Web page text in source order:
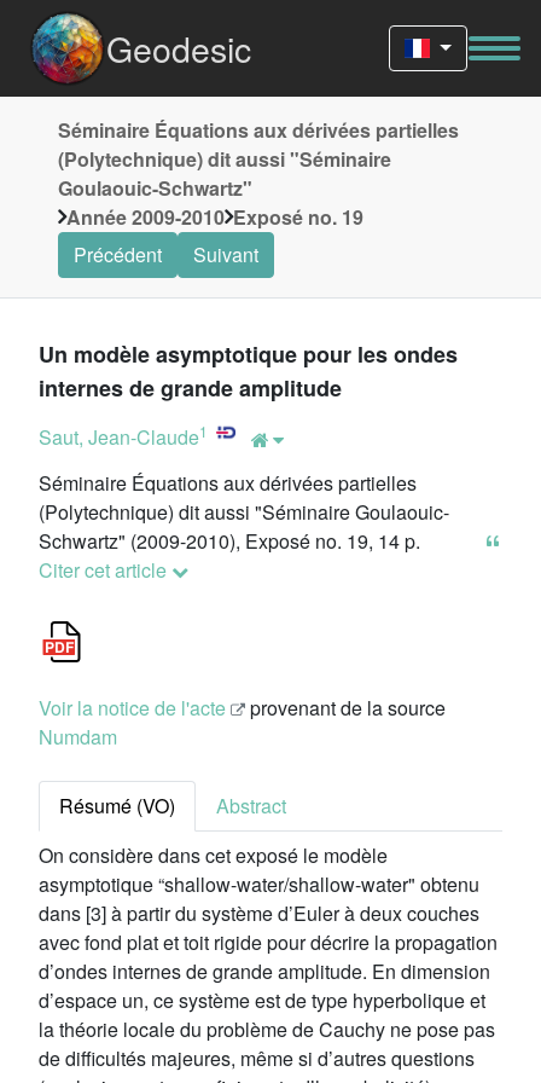
Geodesic
Séminaire Équations aux dérivées partielles
(Polytechnique) dit aussi "Séminaire
Goulaouic-Schwartz"
Année 2009-2010 Exposé no. 19
Précédent
Suivant
Un modèle asymptotique pour les ondes
internes de grande amplitude
Saut, Jean-Claude1
Séminaire Équations aux dérivées partielles
(Polytechnique) dit aussi "Séminaire Goulaouic-
Schwartz" (2009-2010), Exposé no. 19, 14 p.
Citer cet article
Voir la notice de l'acte
provenant de la source
Numdam
Résumé (VO)
Abstract
On considère dans cet exposé le modèle
asymptotique “shallow-water/shallow-water" obtenu
dans [3] à partir du système d’Euler à deux couches
avec fond plat et toit rigide pour décrire la propagation
d’ondes internes de grande amplitude. En dimension
d’espace un, ce système est de type hyperbolique et
la théorie locale du problème de Cauchy ne pose pas
de difficultés majeures, même si d’autres questions